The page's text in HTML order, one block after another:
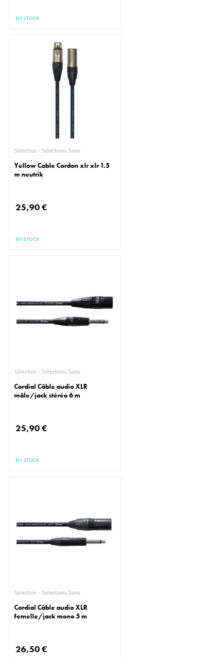
EN STOCK
Sélection - Sélections Sono
Yellow Cable Cordon xlr xlr 1.5
m neutrik
25,90 €
EN STOCK
Sélection - Sélections Sono
Cordial Câble audio XLR
mâle/jack stéréo 6 m
25,90 €
EN STOCK
Sélection - Sélections Sono
Cordial Câble audio XLR
femelle/jack mono 5 m
26,50 €